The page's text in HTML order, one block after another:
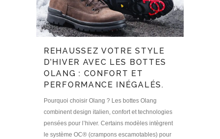
REHAUSSEZ VOTRE STYLE
D’HIVER AVEC LES BOTTES
OLANG : CONFORT ET
PERFORMANCE INÉGALÉS.
Pourquoi choisir Olang ? Les bottes Olang
combinent design italien, confort et technologies
pensées pour l’hiver. Certains modèles intègrent
le système OC® (crampons escamotables) pour